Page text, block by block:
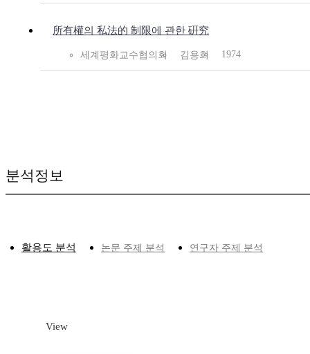
所有權의 私法的 制限에 관한 硏究
세계평화교수협의회 김용희 1974
분석정보
활용도 분석 논문 주제 분석 연구자 주제 분석
View